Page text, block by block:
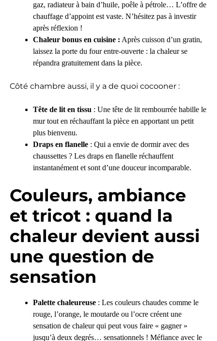
gaz, radiateur à bain d’huile, poêle à pétrole… L’offre de
chauffage d’appoint est vaste. N’hésitez pas à investir
après réflexion !
Chaleur bonus en cuisine : Après cuisson d’un gratin,
laissez la porte du four entre-ouverte : la chaleur se
répandra gratuitement dans la pièce.
Côté chambre aussi, il y a de quoi cocooner :
Tête de lit en tissu : Une tête de lit rembourrée habille le
mur tout en réchauffant la pièce en apportant un petit
plus bienvenu.
Draps en flanelle : Qui a envie de dormir avec des
chaussettes ? Les draps en flanelle réchauffent
instantanément et sont d’une douceur incomparable.
Couleurs, ambiance
et tricot : quand la
chaleur devient aussi
une question de
sensation
Palette chaleureuse : Les couleurs chaudes comme le
rouge, l’orange, le moutarde ou l’ocre créent une
sensation de chaleur qui peut vous faire « gagner »
jusqu’à deux degrés… sensationnels ! Méfiance avec le